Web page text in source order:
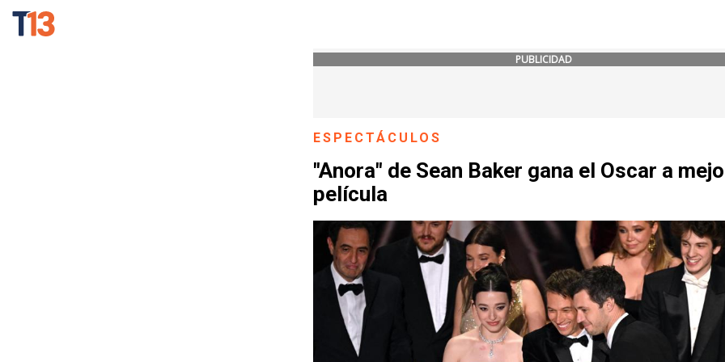
PUBLICIDAD
ESPECTÁCULOS
"Anora" de Sean Baker gana el Oscar a
película